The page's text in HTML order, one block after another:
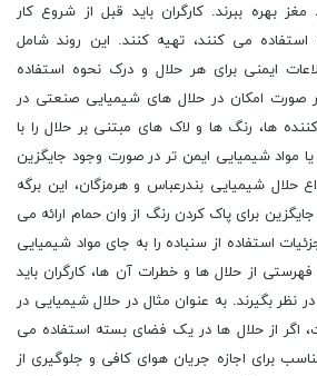
بهره ببرند. کارگران باید قبل از شروع کار
می کنند، تهیه کنند. این روند شامل
ایمنی برای هر حلال و درک نحوه استفاده
امکان در حلال های شیمیایی صنعتی در
ها، رنگ ها و لاک های مبتنی بر حلال را با
مواد شیمیایی ایمن تر در صورت وجود جایگزین
حلال شیمیایی بندرعباس و هرمزگان، این برگه
برای پاک کردن رنگ از وان حمام ارائه می
استفاده از سنباده را به جای مواد شیمیایی
از حلال ها و خطرات آن ها، کارگران باید
نظر بگیرند. به عنوان مثال در حلال شیمیایی در
اگر از حلال ها در یک فضای بسته استفاده می
برای اجازه جریان هوای کافی و جلوگیری از